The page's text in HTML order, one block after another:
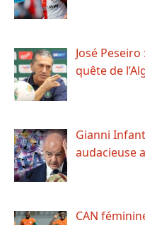
José
quête de
Gianni
audacieuse
CAN